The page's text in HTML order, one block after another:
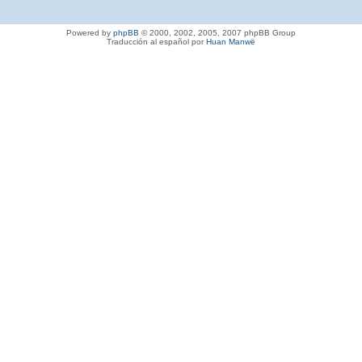
Powered by phpBB © 2000, 2002, 2005, 2007 phpBB Group
Traducción al español porHuan Manwë